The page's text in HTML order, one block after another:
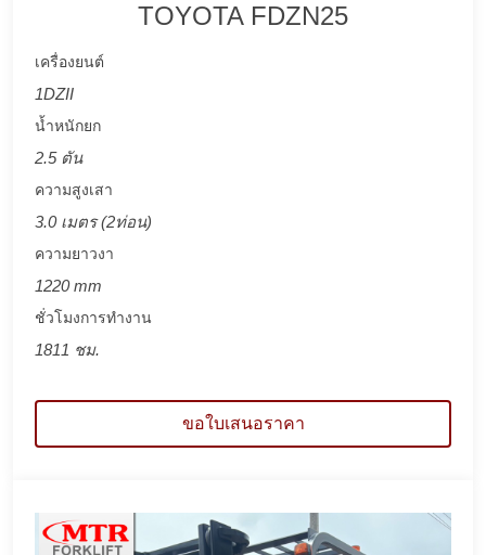
TOYOTA FDZN25
เครื่องยนต์
1DZII
น้ำหนักยก
2.5 ตัน
ความสูงเสา
3.0 เมตร (2ท่อน)
ความยาวงา
1220 mm
ชั่วโมงการทำงาน
1811 ชม.
ขอใบเสนอราคา